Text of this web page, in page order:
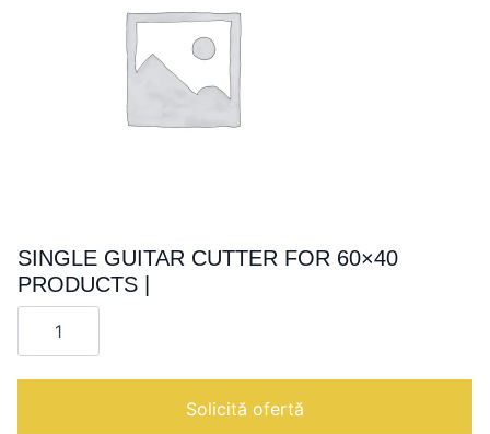
SINGLE GUITAR CUTTER FOR 60×40
PRODUCTS |
Cantitate
SINGLE
FOR
Solicită ofertă